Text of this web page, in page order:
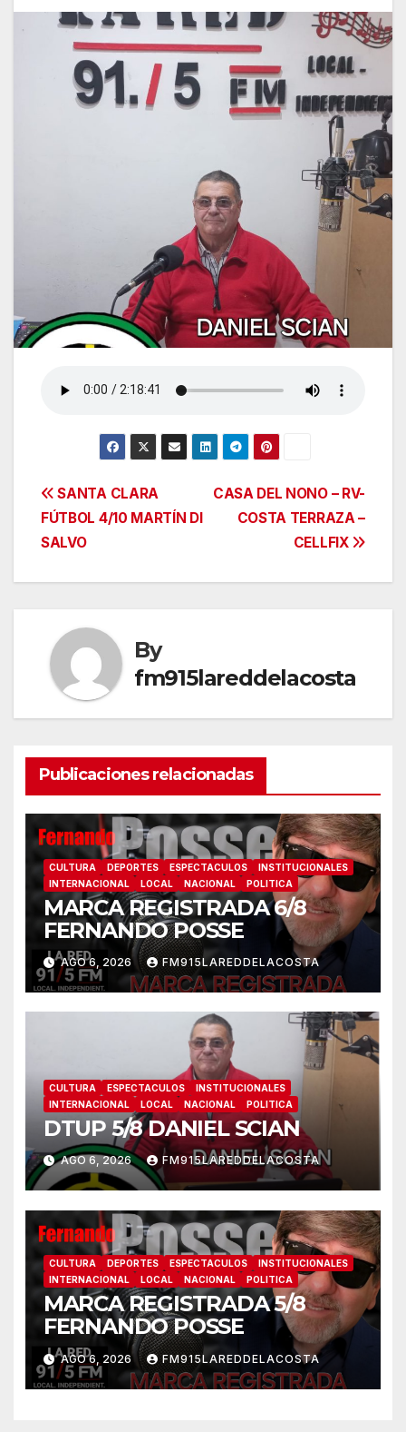
Navegación
de
entradas
CASA DEL NONO – RV-
COSTA TERRAZA –
CELLFIX
SANTA CLARA
FÚTBOL 4/10 MARTÍN DI
SALVO
By
fm915lareddelacosta
Publicaciones relacionadas
CULTURA DEPORTES ESPECTACULOS
INSTITUCIONALES
INTERNACIONAL
LOCAL NACIONAL POLITICA
MARCA REGISTRADA 6/8
FERNANDO POSSE
AGO 6, 2026 FM915LAREDDELACOSTA
CULTURA ESPECTACULOS
INSTITUCIONALES
INTERNACIONAL
LOCAL NACIONAL POLITICA
DTUP 5/8 DANIEL SCIAN
AGO 6, 2026 FM915LAREDDELACOSTA
CULTURA DEPORTES ESPECTACULOS
INSTITUCIONALES
INTERNACIONAL
LOCAL NACIONAL POLITICA
MARCA REGISTRADA 5/8
FERNANDO POSSE
AGO 6, 2026 FM915LAREDDELACOSTA